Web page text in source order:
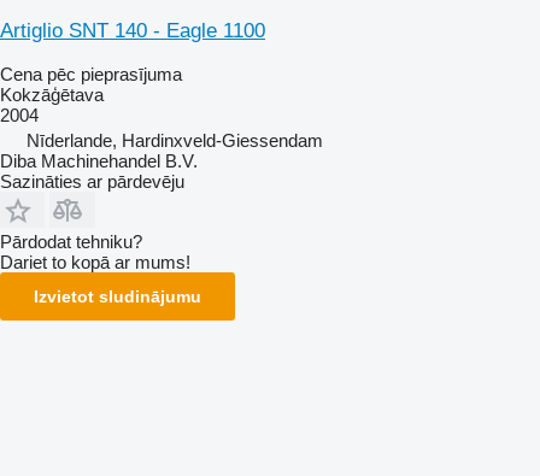
Artiglio SNT 140 - Eagle 1100
Cena pēc pieprasījuma
Kokzāģētava
2004
Nīderlande, Hardinxveld-Giessendam
Diba Machinehandel B.V.
Sazināties ar pārdevēju
Pārdodat tehniku?
Dariet to kopā ar mums!
Izvietot sludinājumu